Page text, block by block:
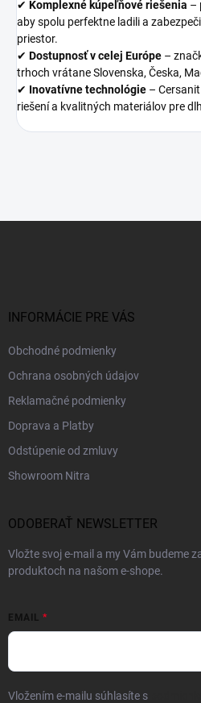
✔ Komplexné kúpeľňové riešenia –
aby spolu perfektne ladili a
priestor.
✔ Dostupnosť v celej Európe –
trhoch vrátane Slovenska, Česka,
✔ Inovatívne technológie –
riešení a kvalitných materiálov pre
INFORMÁCIE PRE VÁS
Obchodné podmienky
Ochrana osobných údajov
Reklamačné podmienky
Doprava a Platby
Odstúpenie od zmluvy
Showroom Nitra
ODOBERAŤ NEWSLETTER
Vložte svoj e-mail a my Vám budeme
produktoch na našom e-shope.
EMAIL
Vložením e-mailu súhlasíte s